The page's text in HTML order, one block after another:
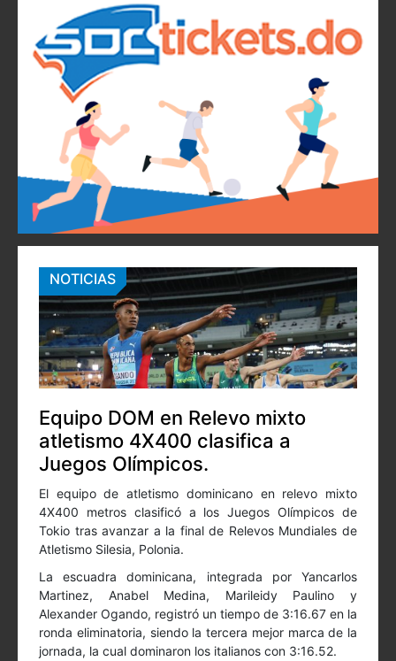
NOTICIAS
Equipo DOM en Relevo mixto
atletismo 4X400 clasifica a
Juegos Olímpicos.
El equipo de atletismo dominicano en relevo mixto
4X400 metros clasificó a los Juegos Olímpicos de
Tokio tras avanzar a la final de Relevos Mundiales de
Atletismo Silesia, Polonia.
La escuadra dominicana, integrada por Yancarlos
Martinez, Anabel Medina, Marileidy Paulino y
Alexander Ogando, registró un tiempo de 3:16.67 en la
ronda eliminatoria, siendo la tercera mejor marca de la
jornada, la cual dominaron los italianos con 3:16.52.